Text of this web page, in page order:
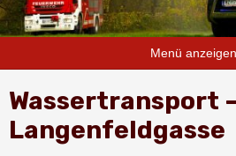
Menü
Wassertransport
Langenfeldgasse